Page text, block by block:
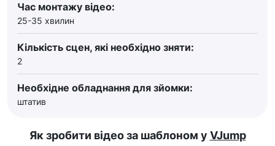
Час монтажу відео:
25-35 хвилин
Кількість сцен, які необхідно зняти:
2
Необхідне обладнання для зйомки:
штатив
Як зробити відео за шаблоном у VJump